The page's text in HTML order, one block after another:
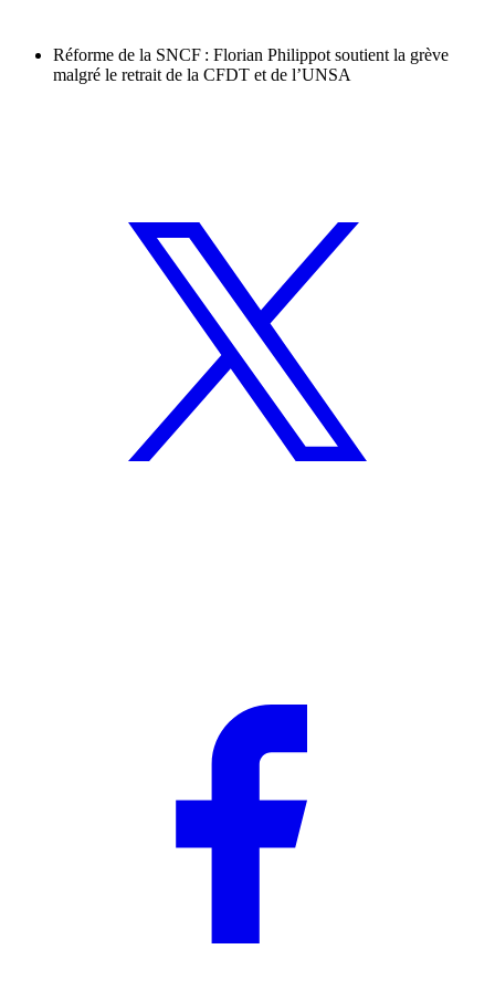
Réforme de la SNCF : Florian Philippot soutient la grève
malgré le retrait de la CFDT et de l’UNSA